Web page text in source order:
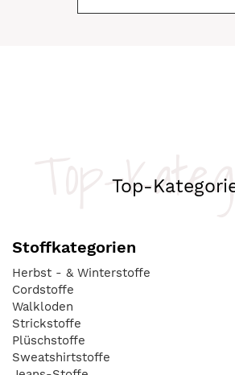
Top-
Top-
Stoffkategorien
Herbst - & Winterstoffe
Cordstoffe
Walkloden
Strickstoffe
Plüschstoffe
Sweatshirtstoffe